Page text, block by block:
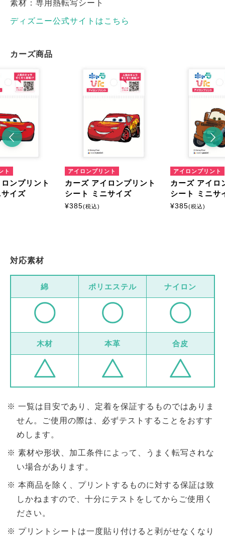
素材：専用熱転写シート
ディズニー公式サイトはこちら
カーズ商品
ト
ンプリント
イズ
アイロンプリント
カーズ アイロンプリント
シート ミニサイズ
¥385(税込)
アイロンプリント
カーズ アイロ
シート ミニサ
¥385(税込)
対応素材
綿 ポリエステル ナイロン
木材 本革 合皮
一覧は目安であり、定着を保証するものではありま
せん。ご使用の際は、必ずテストすることをおすす
めします。
素材や形状、加工条件によって、うまく転写されな
い場合があります。
本商品を除く、プリントするものに対する保証は致
しかねますので、十分にテストをしてからご使用く
ださい。
プリントシートは一度貼り付けると剥がせなくなり